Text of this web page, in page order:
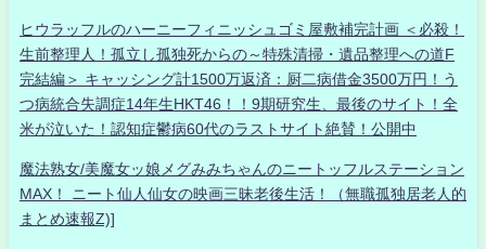
ヒウラッフルのハーニーフィニッシュゴミ屋敷補完計画 ＜必殺！
生前整理人！孤立し孤独死からの～特殊清掃・遺品整理への道F
完結編＞ キャッシング計1500万返済：厨二病借金3500万円！う
つ病統合失調症14年生HKT46！！9期研究生、最後のサイト！全
米が泣いた！認知症鬱病60代のラストサイト絶賛！公開中
魔法熟女/美魔女ッ娘メグみみちゃんのニートッフルステーション
MAX！ ニート仙人仙女の映画三昧老後生活！（無職孤独居老人的
まとめ速報Z)]